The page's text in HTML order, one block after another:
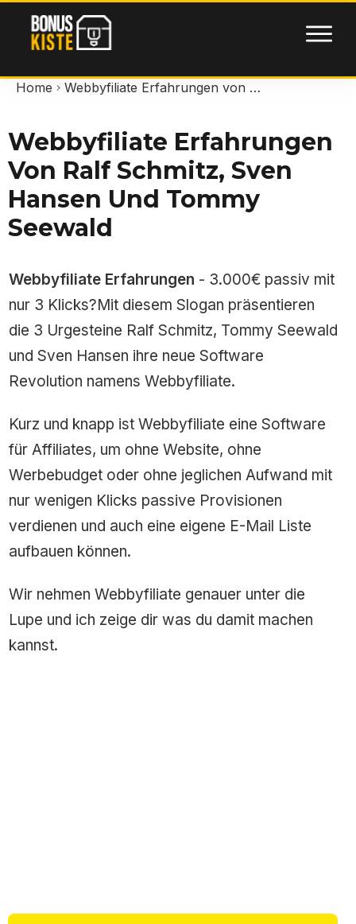
Home Webbyfiliate Erfahrungen von Ralf Schmitz, Sven Hansen und Tommy Seewald
Webbyfiliate Erfahrungen
Von Ralf Schmitz, Sven
Hansen Und Tommy
Seewald
Webbyfiliate Erfahrungen - 3.000€ passiv mit
nur 3 Klicks?Mit diesem Slogan präsentieren
die 3 Urgesteine Ralf Schmitz, Tommy Seewald
und Sven Hansen ihre neue Software
Revolution namens Webbyfiliate.
Kurz und knapp ist Webbyfiliate eine Software
für Affiliates, um ohne Website, ohne
Werbebudget oder ohne jeglichen Aufwand mit
nur wenigen Klicks passive Provisionen
verdienen und auch eine eigene E-Mail Liste
aufbauen können.
Wir nehmen Webbyfiliate genauer unter die
Lupe und ich zeige dir was du damit machen
kannst.